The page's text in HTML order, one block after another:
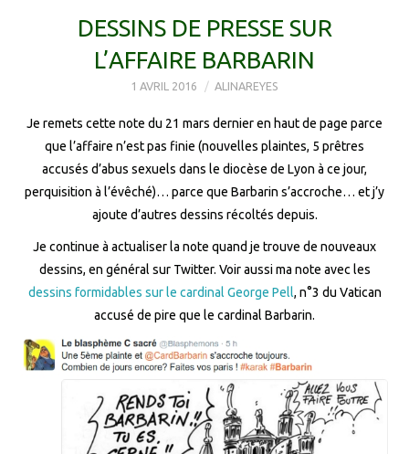
DESSINS DE PRESSE SUR
L’AFFAIRE BARBARIN
1 AVRIL 2016 ALINAREYES
Je remets cette note du 21 mars dernier en haut de page parce
que l’affaire n’est pas finie (nouvelles plaintes, 5 prêtres
accusés d’abus sexuels dans le diocèse de Lyon à ce jour,
perquisition à l’évêché)… parce que Barbarin s’accroche… et j’y
ajoute d’autres dessins récoltés depuis.
Je continue à actualiser la note quand je trouve de nouveaux
dessins, en général sur Twitter. Voir aussi ma note avec les
dessins formidables sur le cardinal George Pell, n°3 du Vatican
accusé de pire que le cardinal Barbarin.